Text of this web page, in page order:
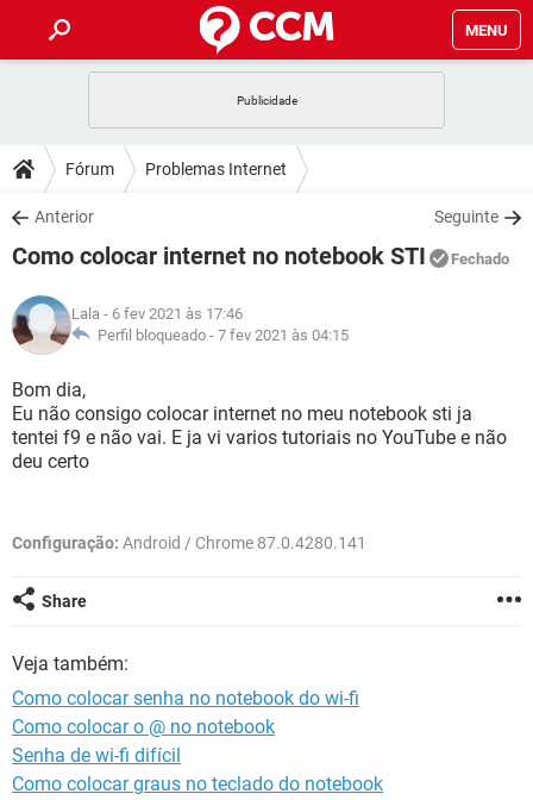
MENU
CELULAR FACEBOOK
OUTLOOK
INSTAGRAM GMAIL
GUIA DE COMPRAS
DICAS
JOGOS WHATSAPP
INSTAGRAM
GUIA DE COMPRAS
DOWNLOADS
JOGOS WHATSAPP
CELULAR
OUTLOOK EXCEL
INSTAGRAM
GUIA DE COMPRAS
JOGOS
CELULAR
OUTLOOK
INSTAGRAM GMAIL
GLOSSÁRIO
JOGOS
CELULAR FACEBOOK
OUTLOOK
GUIA DE COMPRAS
Fórum Problemas Internet
Anterior Seguinte
Como colocar internet no notebook STI Fechado
Lala - 6 fev 2021 às 17:46
Perfil bloqueado - 7 fev 2021 às 04:15
Bom dia,
Eu não consigo colocar internet no meu notebook sti ja
tentei f9 e não vai. E ja vi varios tutoriais no YouTube e não
deu certo
Configuração: Android / Chrome 87.0.4280.141
Share
Veja também:
Como colocar senha no notebook do wi-fi
Como colocar o @ no notebook
Senha de wi-fi difícil
Como colocar graus no teclado do notebook